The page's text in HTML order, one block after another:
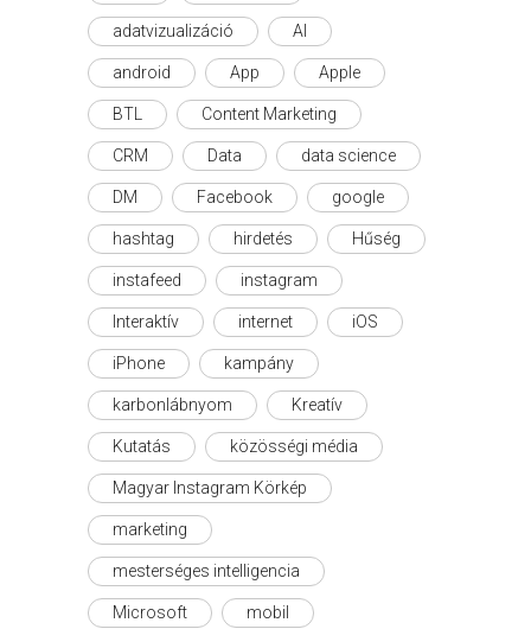
adatvizualizáció AI
android App Apple
BTL Content Marketing
CRM Data data science
DM Facebook google
hashtag hirdetés Hűség
instafeed instagram
Interaktív internet iOS
iPhone kampány
karbonlábnyom Kreatív
Kutatás közösségi média
Magyar Instagram Körkép
marketing
mesterséges intelligencia
Microsoft mobil